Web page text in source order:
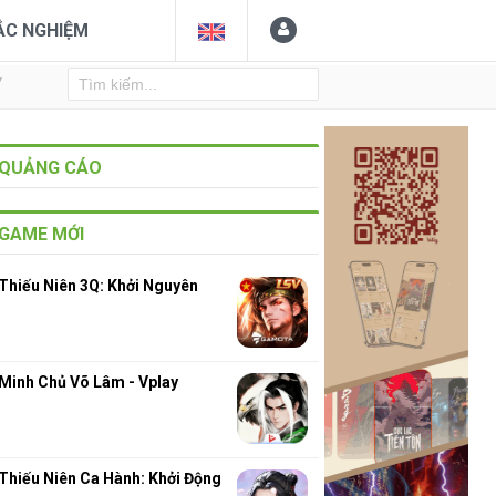
NGHIỆM
CÁO
MỚI
Niên 3Q: Khởi Nguyên
Chủ Võ Lâm - Vplay
Niên Ca Hành: Khởi Động